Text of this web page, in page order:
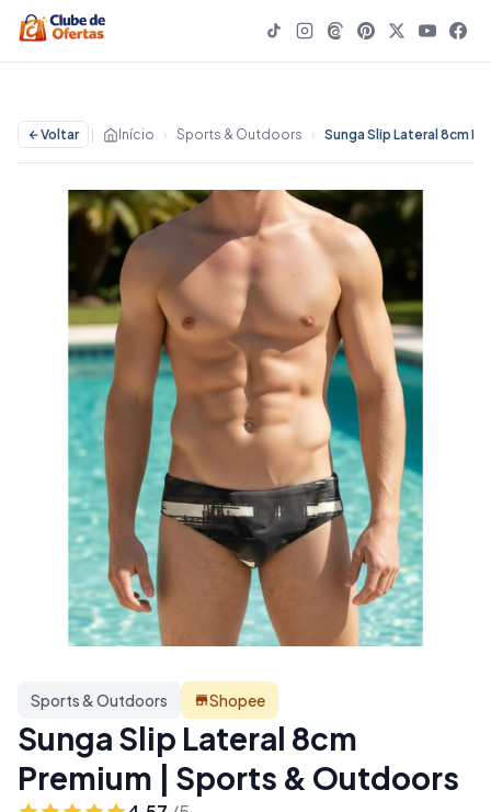
Voltar Início › Sports & Outdoors ›
Sports & Outdoors Shopee
Sunga Slip Lateral 8cm
Premium | Sports & Outdoors